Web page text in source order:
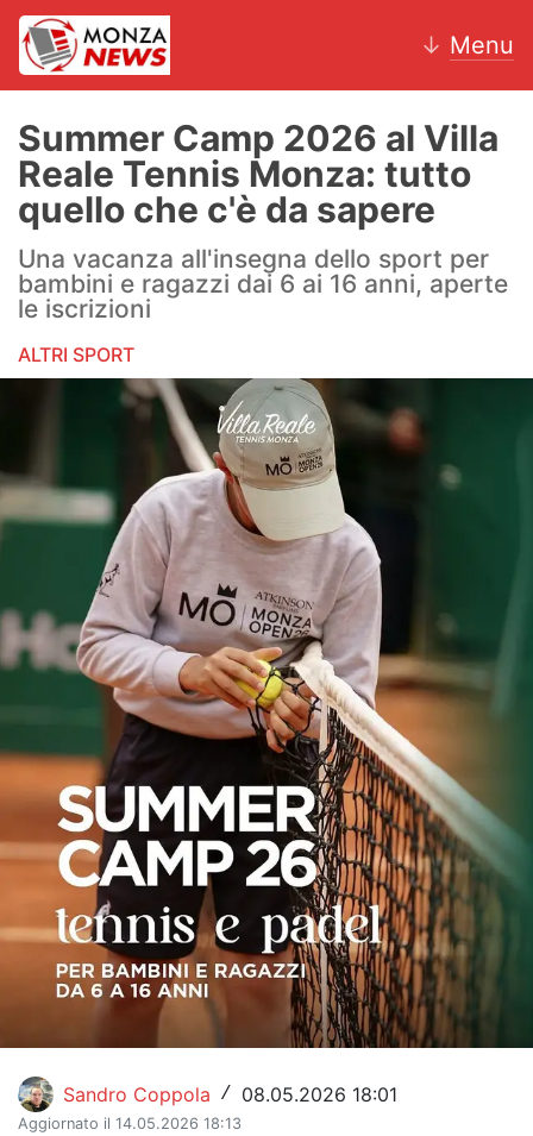
↓ Menu
News
AC Monza
Calcio
Motori
Altri sport
Hockey
Pallanuoto
Pallamano
News
Turismo
Eventi
Summer Camp 2026 al Villa
Reale Tennis Monza: tutto
quello che c'è da sapere
Una vacanza all'insegna dello sport per
bambini e ragazzi dai 6 ai 16 anni, aperte
le iscrizioni
ALTRI SPORT
Sandro Coppola / 08.05.2026 18:01
Aggiornato il 14.05.2026 18:13